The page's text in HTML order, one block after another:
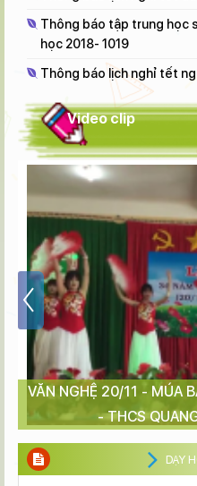
Thông báo tập trung học
học 2018- 1019
Thông báo lịch nghỉ tết
Video clip
VĂN NGHỆ 20/11 - MÚA
- THCS
DẠY